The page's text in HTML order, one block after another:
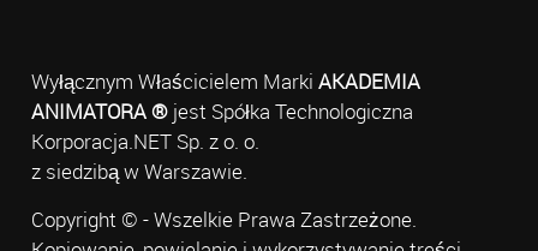
Wyłącznym Właścicielem Marki AKADEMIA
ANIMATORA ®jest Spółka Technologiczna
Korporacja.NET Sp. z o. o.
z siedzibą w Warszawie.
Copyright © - Wszelkie Prawa Zastrzeżone.